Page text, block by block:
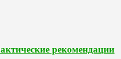
рекомендации